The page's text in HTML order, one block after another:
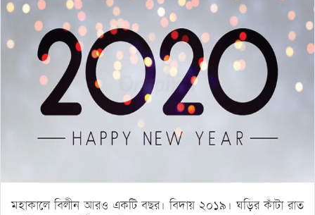
মহাকালে বিলীন আরও একটি বছর। বিদায় ২০১৯। ঘড়ির কাঁটা রাত